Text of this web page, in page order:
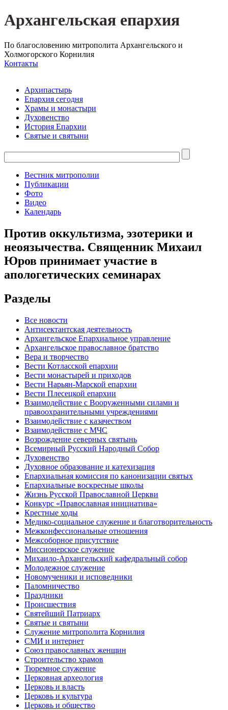
Архангельская епархия
По благословению митрополита Архангельского и
Холмогорского Корнилия
Контакты
Архипастырь
Епархия сегодня
Храмы и монастыри
Духовенство
История Епархии
Святые и святыни
Вестник митрополии
Публикации
Фото
Видео
Календарь
Против оккультизма, эзотерики и
неоязычества. Священник Михаил
Юров принимает участие в
апологетических семинарах
Разделы
Все новости
Антисектантская деятельность
Архангельское Епархиальное управление
Архангельское православное братство
Вера и творчество
Вести Котласской епархии
Вести монастырей и приходов
Вести Нарьян-Марской епархии
Вести Плесецкой епархии
Взаимодействие с Вооруженными силами и
правоохранительными учреждениями
Взаимодействие с казачеством
Взаимодействие с МЧС
Возрождение северных святынь
Всемирный Русский Народный Собор
Духовенство
Духовное образование и катехизация
Епархиальная комиссия по канонизации святых
Епархиальные воскресные школы
Жизнь Русской Православной Церкви
Конкурс «Православная инициатива»
Крестные ходы
Медико-социальное служение и благотворительность
Межконфессиональные отношения
Межсоборное присутствие
Миссионерское служение
Михаило-Архангельский кафедральный собор
Молодежное служение
Новомученики и исповедники
Паломничество
Праздники
Происшествия
Святейший Патриарх
Святые и святыни
Служение митрополита Корнилия
СМИ и интернет
Союз православных женщин
Строительство храмов
Тюремное служение
Церковная археология
Церковь и власть
Церковь и культура
Церковь и общество